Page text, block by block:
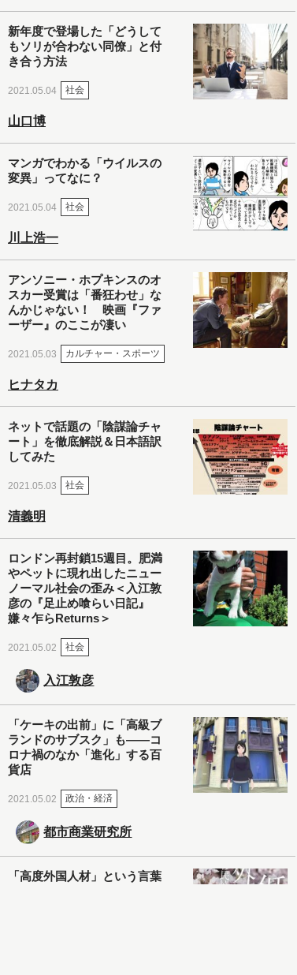
新年度で登場した「どうして
もソリが合わない同僚」と付
き合う方法
2021.05.04 社会
山口博
マンガでわかる「ウイルスの
変異」ってなに？
2021.05.04 社会
川上浩一
アンソニー・ホプキンスのオ
スカー受賞は「番狂わせ」な
んかじゃない！ 映画『ファ
ーザー』のここが凄い
2021.05.03 カルチャー・スポーツ
ヒナタカ
ネットで話題の「陰謀論チャ
ート」を徹底解説＆日本語訳
してみた
2021.05.03 社会
清義明
ロンドン再封鎖15週目。肥満
やペットに現れ出したニュー
ノーマル社会の歪み＜入江敦
彦の『足止め喰らい日記』
嫌々乍らReturns＞
2021.05.02 社会
入江敦彦
「ケーキの出前」に「高級ブ
ランドのサブスク」も――コ
ロナ禍のなか「進化」する百
貨店
2021.05.02 政治・経済
都市商業研究所
「高度外国人材」という言葉